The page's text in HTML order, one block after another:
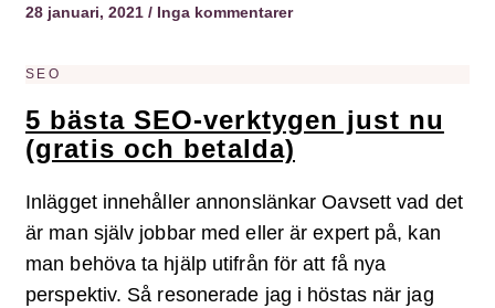
28 januari, 2021 Inga kommentarer
SEO
5 bästa SEO-verktygen just nu
(gratis och betalda)
Inlägget innehåller annonslänkar Oavsett vad det
är man själv jobbar med eller är expert på, kan
man behöva ta hjälp utifrån för att få nya
perspektiv. Så resonerade jag i höstas när jag